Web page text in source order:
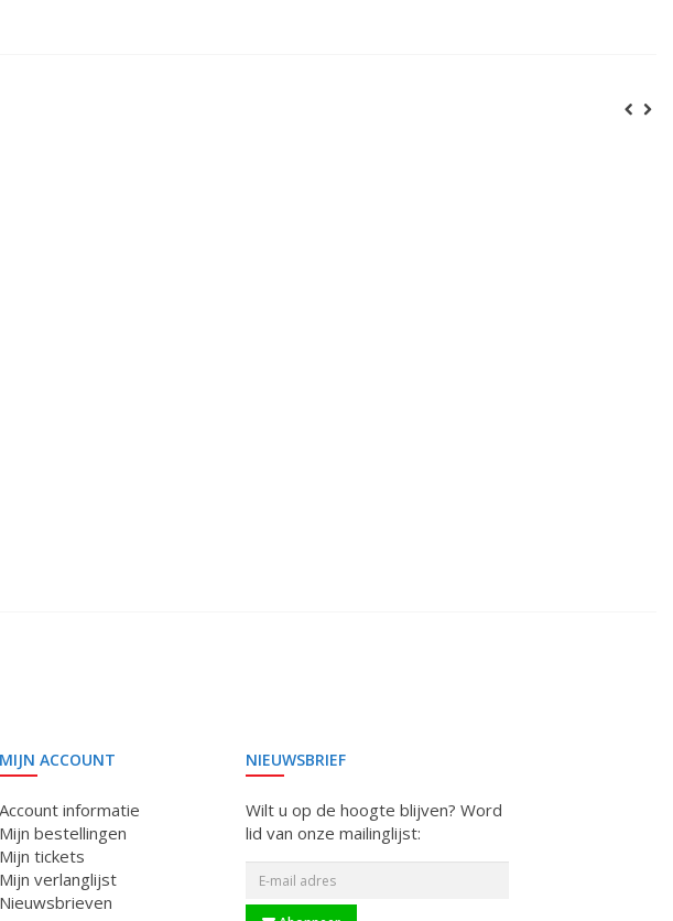
MIJN ACCOUNT
Account informatie
Mijn bestellingen
Mijn tickets
Mijn verlanglijst
Nieuwsbrieven
NIEUWSBRIEF
Wilt u op de hoogte blijven? Word
lid van onze mailinglijst: